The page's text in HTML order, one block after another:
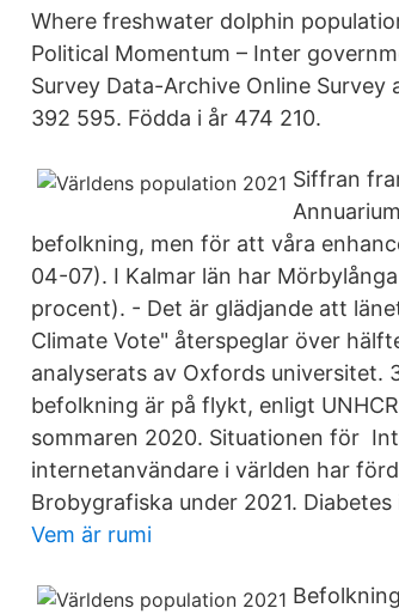
Where freshwater dolphin
Political Momentum – Inter
Survey Data-Archive Online
392 595. Födda i år 474 210.
Siffran
befolkning, men för att våra
04-07). I Kalmar län har
procent). - Det är glädjande att
Climate Vote" återspeglar över
analyserats av Oxfords universitet.
befolkning är på flykt, enligt
sommaren 2020. Situationen för
internetanvändare i världen har
Brobygrafiska under 2021. Diabetes
Vem är rumi